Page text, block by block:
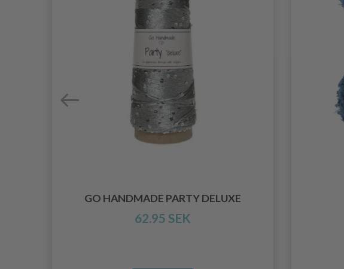
GO HANDMADE PARTY DELUXE
62.95 SEK